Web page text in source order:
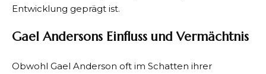
Entwicklung geprägt ist.
Gael Andersons Einfluss und Vermächtnis
Obwohl Gael Anderson oft im Schatten ihrer